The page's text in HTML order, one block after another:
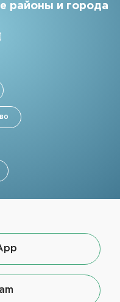
районы и города